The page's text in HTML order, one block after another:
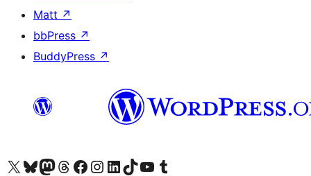
Matt ↗
bbPress ↗
BuddyPress ↗
Visita la cuenta de X (anteriormente Twitter)
Visita a nosa conta de Bluesky
Visita a nosa conta de Mastodon
Visita a nosa conta de Threads
Visita a nosa páxina de Facebook
Visita a nosa conta de Instagram
Visita a nosa conta de LinkedIn
Visita a nosa conta de TikTok
Visita a nosa canle de YouTube
Visita a nosa conta de Tumblr